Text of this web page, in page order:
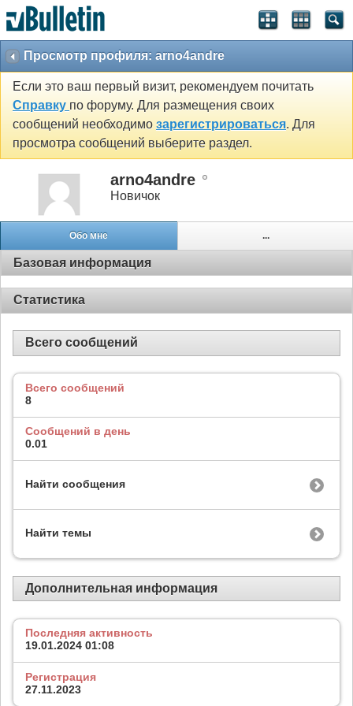
Просмотр профиля: arno4andre
Если это ваш первый визит, рекомендуем почитать
Справку по форуму. Для размещения своих
сообщений необходимо зарегистрироваться. Для
просмотра сообщений выберите раздел.
arno4andre
Новичок
Обо мне ...
Базовая информация
Статистика
Всего сообщений
Всего сообщений
8
Сообщений в день
0.01
Найти сообщения
Найти темы
Дополнительная информация
Последняя активность
19.01.2024 01:08
Регистрация
27.11.2023